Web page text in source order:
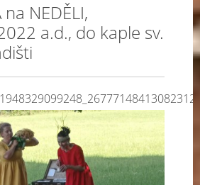
na NEDĚLI,
a.d., do kaple sv.